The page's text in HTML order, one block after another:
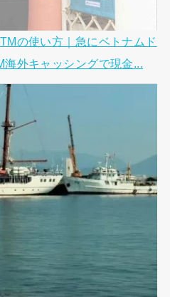
の使い方｜急にベトナムド
海外キャッシングで現金...